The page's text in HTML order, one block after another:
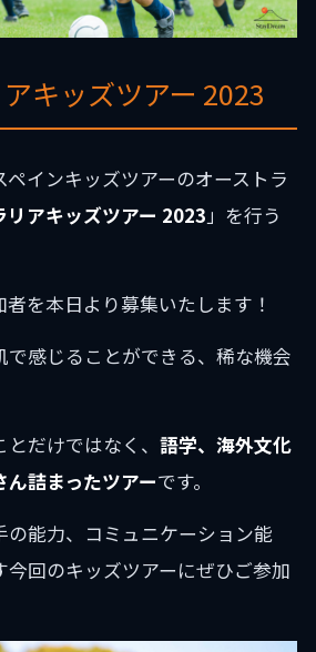
キッズツアー 2023
インキッズツアーのオーストラ
リアキッズツアー 2023」を行う
を本日より募集いたします！
で感じることができる、稀な機会
だけではなく、 語学、海外文化
詰まったツアーです。
の能力、コミュニケーション能
今回のキッズツアーにぜひご参加